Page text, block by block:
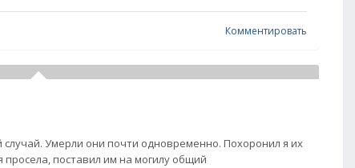
Комментировать
Умерли они почти одновременно. Похоронил я их
просела, поставил им на могилу общий